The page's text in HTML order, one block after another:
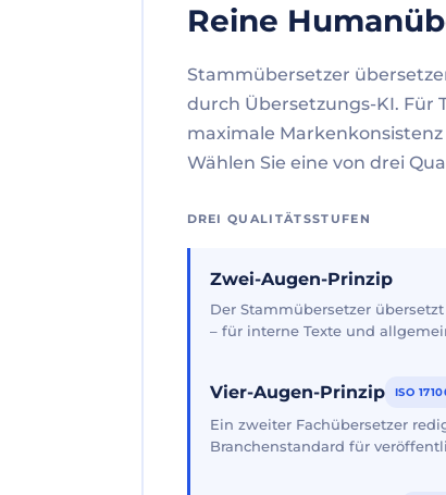
Reine
Stammübersetzer
durch Übersetzungs-KI. Für
maximale
Wählen Sie eine von drei
DREI QUALITÄTSSTUFEN
Zwei-Augen-Prinzip
Der Stammübersetzer
– für interne Texte und
Vier-Augen-Prinzip ISO
Ein zweiter Fachübersetzer
Branchenstandard für